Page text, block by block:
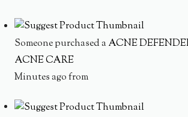
Someone purchased a ACNE
ACNE CARE
Minutes ago from